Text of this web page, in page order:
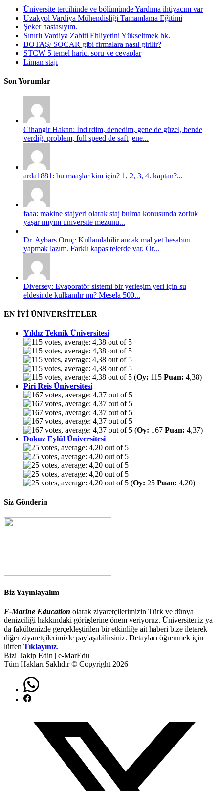
Üniversite tercihinde ve bölümünde Yardıma ihtiyacım var
Uzakyol Vardiya Mühendisliği Tamamlama Eğitimi
Şeker hastasıyım.
Sınırlı Vardiya Zabiti Ehliyetini Yükseltmek hk.
BOTAŞ/ SOCAR gibi firmalara nasıl girilir?
STCW 5 temel harici soru ve cevaplar
Liman stajı
Son Yorumlar
Cihangir Hakan: İndirdim, denedim, genelde güzel, bende
verdiği problem, full speed de saft jene...
arda1881: bu maaşlar kim için? 1, 2, 3, 4. kaptan?...
faaa: makine stajyeri olarak staj bulma konusunda zorluk
yaşar mıyım üniversite mezunu...
Dr. Aybars Oruç: Kullanılabilir ancak maliyet hesabını
yapmak lazım. Farklı kapasitelerde var. Ör...
Diversey: Evaporatör sistemi bir yerleşim yeri için su
eldesinde kulkanılır mı? Mesela 500...
EN İYİ ÜNİVERSİTELER
Yıldız Teknik Üniversitesi
(Oy: 115 Puan: 4,38)
Piri Reis Üniversitesi
(Oy: 167 Puan: 4,37)
Dokuz Eylül Üniversitesi
(Oy: 25 Puan: 4,20)
Siz Gönderin
Biz Yayınlayalım
E-Marine Education olarak ziyaretçilerimizin Türk ve dünya
denizciliği hakkındaki görüşlerine önem veriyoruz. Üniversiteniz ya
da fakültenizde gerçekleştirilen bir etkinliğe ait haberi bize ileterek
diğer ziyaretçilerimizle paylaşabilirsiniz. Detayları öğrenmek için
lütfen Tıklayınız.
Bizi Takip Edin | e-MarEdu
Tüm Hakları Saklıdır © Copyright 2026